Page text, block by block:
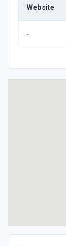
Website
-